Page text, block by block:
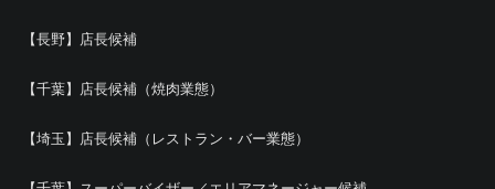
【長野】店長候補
【千葉】店長候補（焼肉業態）
【埼玉】店長候補（レストラン・バー業態）